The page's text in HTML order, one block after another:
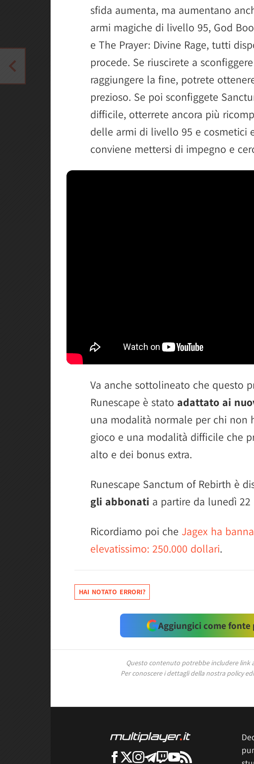
sfida aumenta, ma aumentano
armi magiche di livello 95, God
e The Prayer: Divine Rage, tutti
procede. Se riuscirete a
raggiungere la fine, potrete
prezioso. Se poi sconfiggete
difficile, otterrete ancora più
delle armi di livello 95 e cosmetici
conviene mettersi di impegno e
Va anche sottolineato che questo
Runescape è stato adattato ai
una modalità normale per chi non
gioco e una modalità difficile che
alto e dei bonus extra.
Runescape Sanctum of Rebirth è
gli abbonati a partire da lunedì
Ricordiamo poi che Jagex ha
elevatissimo: 250.000 dollari.
HAI NOTATO ERRORI?
Aggiungici come fonte
Questo contenuto potrebbe includere link
Per conoscere i dettagli della nostra policy